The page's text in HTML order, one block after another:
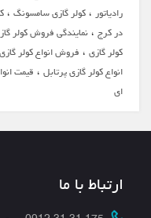
رادیاتور،کولر گازی سامسونگ،
در کرج،نمایندگی فروش کولر
کولر گازی، فروش انواع کولر
انواع کولر گازی پرتابل، قیمت
ای
ارتباط با ما